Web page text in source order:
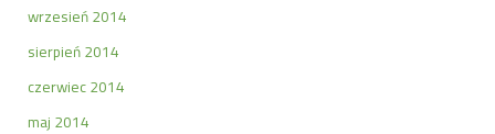
wrzesień 2014
sierpień 2014
czerwiec 2014
maj 2014